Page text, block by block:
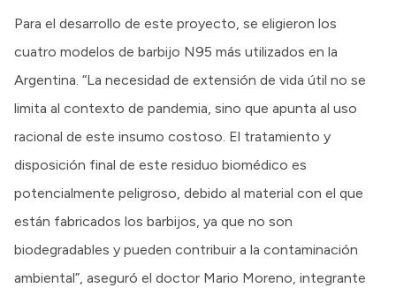
Para el desarrollo de este proyecto, se eligieron los
cuatro modelos de barbijo N95 más utilizados en la
Argentina. “La necesidad de extensión de vida útil no se
limita al contexto de pandemia, sino que apunta al uso
racional de este insumo costoso. El tratamiento y
disposición final de este residuo biomédico es
potencialmente peligroso, debido al material con el que
están fabricados los barbijos, ya que no son
biodegradables y pueden contribuir a la contaminación
ambiental”, aseguró el doctor Mario Moreno, integrante